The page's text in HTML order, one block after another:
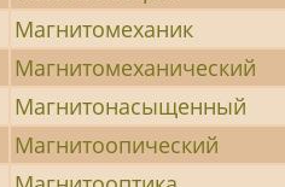
Магнитомеханик
Магнитомеханический
Магнитонасыщенный
Магнитоопический